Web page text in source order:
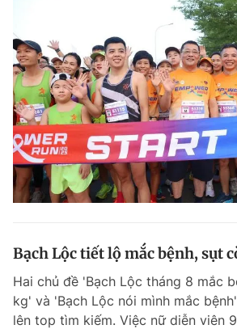
Bạch Lộc tiết lộ mắc bệnh, sụt
Hai chủ đề 'Bạch Lộc tháng 8 mắc
kg' và 'Bạch Lộc nói mình mắc
lên top tìm kiếm. Việc nữ diễn viên